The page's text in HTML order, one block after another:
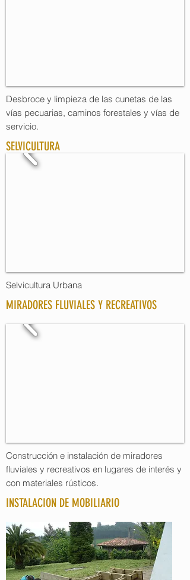
Desbroce y limpieza de las cunetas de las
vías pecuarias, caminos forestales y vías de
servicio.
SELVICULTURA
Selvicultura Urbana
MIRADORES FLUVIALES Y RECREATIVOS
Construcción e instalación de miradores
fluviales y recreativos en lugares de interés y
con materiales rústicos.
INSTALACION DE MOBILIARIO